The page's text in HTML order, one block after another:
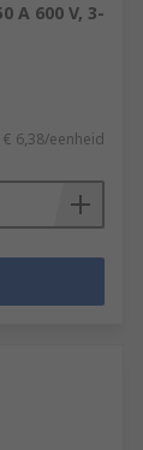
A 600 V, 3-
€ 6,38/eenheid